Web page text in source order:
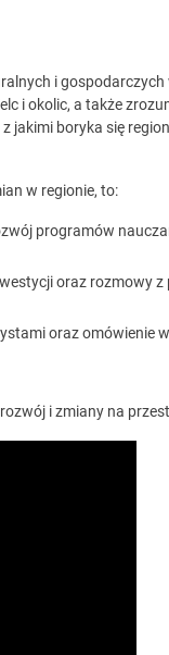
i gospodarczych
i okolic, a także
jakimi boryka się
w regionie, to:
programów
oraz rozmowy z
oraz omówienie
i zmiany na